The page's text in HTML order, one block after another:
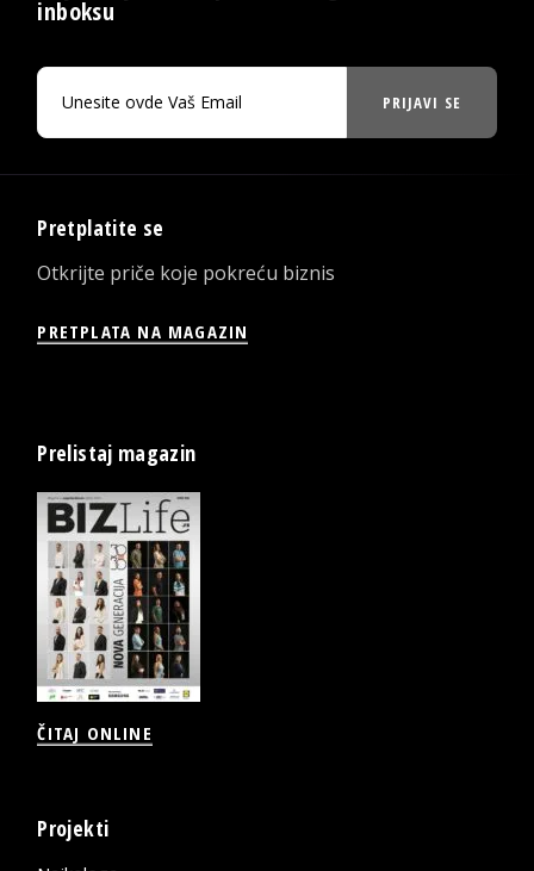
inboksu
PRIJAVI SE
Pretplatite se
Otkrijte priče koje pokreću biznis
PRETPLATA NA MAGAZIN
Prelistaj magazin
ČITAJ ONLINE
Projekti